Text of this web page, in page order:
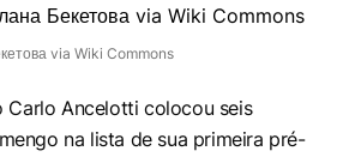
via Wiki Commons
Carlo Ancelotti colocou seis
na lista de sua primeira pré-